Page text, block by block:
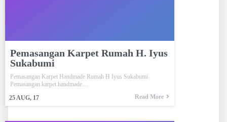
Pemasangan Karpet Rumah H. Iyus
Sukabumi
25AUG, 17
Pemasangan Karpet Handmade Rumah H Iyus Sukabumi
Pemasangan karpet handmade…
Read More